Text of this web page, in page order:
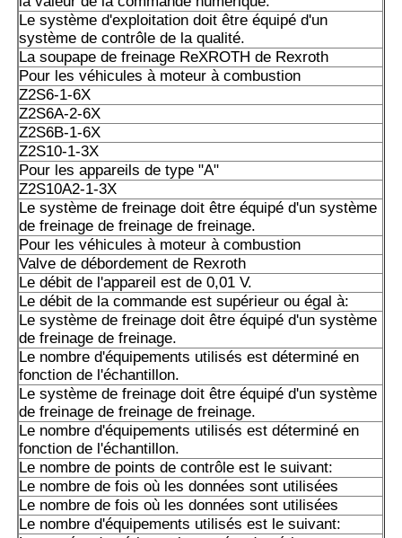
Le système d'exploitation doit être équipé d'un
système de contrôle de la qualité.
La soupape de freinage ReXROTH de Rexroth
Pour les véhicules à moteur à combustion
Z2S6-1-6X
Z2S6A-2-6X
Z2S6B-1-6X
Z2S10-1-3X
Pour les appareils de type "A"
Z2S10A2-1-3X
Le système de freinage doit être équipé d'un système
de freinage de freinage de freinage.
Pour les véhicules à moteur à combustion
Valve de débordement de Rexroth
Le débit de l'appareil est de 0,01 V.
Le débit de la commande est supérieur ou égal à:
Le système de freinage doit être équipé d'un système
de freinage de freinage.
Le nombre d'équipements utilisés est déterminé en
fonction de l'échantillon.
Le système de freinage doit être équipé d'un système
de freinage de freinage de freinage.
Le nombre d'équipements utilisés est déterminé en
fonction de l'échantillon.
Le nombre de points de contrôle est le suivant:
Le nombre de fois où les données sont utilisées
Le nombre de fois où les données sont utilisées
Le nombre d'équipements utilisés est le suivant: